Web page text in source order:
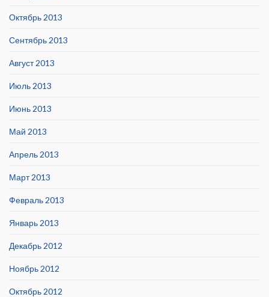
Октябрь 2013
Сентябрь 2013
Август 2013
Июль 2013
Июнь 2013
Май 2013
Апрель 2013
Март 2013
Февраль 2013
Январь 2013
Декабрь 2012
Ноябрь 2012
Октябрь 2012